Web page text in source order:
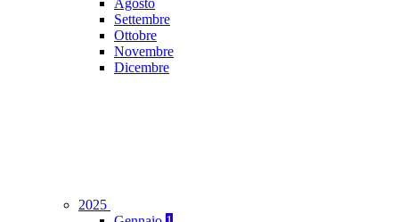
Agosto
Settembre
Ottobre
Novembre
Dicembre
2025